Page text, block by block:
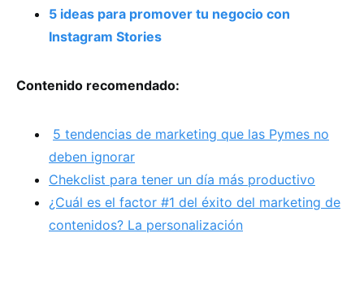
5 ideas para promover tu negocio con
Instagram Stories
Contenido recomendado:
5 tendencias de marketing que las Pymes no
deben ignorar
Chekclist para tener un día más productivo
¿Cuál es el factor #1 del éxito del marketing de
contenidos? La personalización